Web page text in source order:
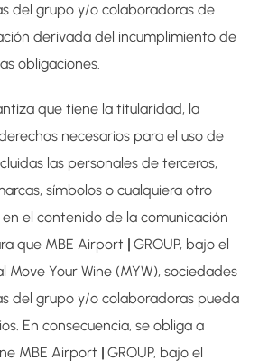
del grupo y/o colaboradoras de
derivada del incumplimiento de
obligaciones.
que tiene la titularidad, la
necesarios para el uso de
las personales de terceros,
símbolos o cualquiera otro
el contenido de la comunicación
que MBE Airport | GROUP, bajo el
Move Your Wine (MYW), sociedades
del grupo y/o colaboradoras pueda
En consecuencia, se obliga a
MBE Airport | GROUP, bajo el